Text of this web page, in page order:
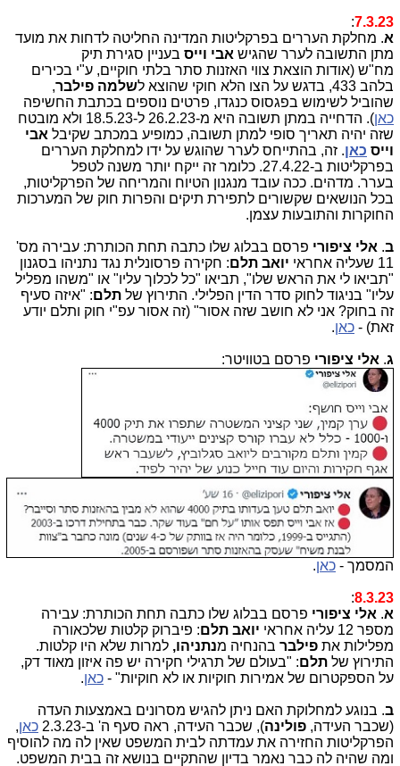
7.3.23
:
א. מחלקת העררים בפרקליטות המדינה החליטה לדחות את מועד
מתן התשובה לערר שהגיש אבי וייס בעניין סגירת תיק
מח"ש (אודות הוצאת צווי האזנות סתר בלתי חוקיים, ע"י בכירים
בלהב 433, בדגש על הצו הלא חוקי שהוצא ל
שלמה פילבר,
שהוביל לשימוש בפגסוס כנגדו, פרטים נוספים בכתבת החשיפה
כאן
). הדחייה במתן תשובה היא מ-26.2.23 ל-18.5.23 ולא מובטח
שזה יהיה תאריך סופי למתן תשובה, כמופיע במכתב שקיבל אבי
וייס כאן. זה, בהתייחס לערר שהוגש על ידו למחלקת העררים
בפרקליטות ב-27.4.22. כלומר זה ייקח יותר משנה לטפל
בערר. מדהים. ככה עובד מנגנון הטיוח והמריחה של הפרקליטות,
בכל הנושאים שקשורים לתפירת תיקים והפרות חוק של המערכות
החוקרות והתובעות עצמן.
ב. אלי ציפורי פרסם בבלוג שלו כתבה תחת הכותרת: עבירה מס'
11 שעליה אחראי
יואב תלם: חקירה פרסונלית נגד נתניהו בסגנון
"תביאו לי את הראש שלו", תביאו "כל לכלוך עליו" או "משהו מפליל
עליו" בניגוד לחוק סדר הדין הפלילי. התירוץ של תלם: "איזה סעיף
זה בחוק? אני לא חושב שזה אסור" (זה אסור עפ"י חוק ותלם יודע
זאת) - כאן.
ג. אלי ציפורי פרסם בטוויטר:
המסמך - כאן.
8.3.23
:
א. אלי ציפורי פרסם בבלוג שלו כתבה תחת הכותרת: עבירה
מספר 12 עליה אחראי
יואב תלם: פיברוק קלטות שלכאורה
מפלילות את פילבר בהנחיה מנתניהו, למרות שלא היו קלטות.
התירוץ של תלם: "בעולם של תרגילי חקירה יש פה איזון מאוד דק,
על הספקטרום של אמירות חוקיות או לא חוקיות" - כאן.
ב. בנוגע למחלוקת האם ניתן להגיש מסרונים באמצעות העדה
(שכבר העידה, פולינה), שכבר העידה, ראה סעף ה' ב-2.3.23 כאן,
הפרקליטות החזירה את עמדתה לבית המשפט שאין לה מה להוסיף
ומה שהיה לה כבר נאמר בדיון שהתקיים בנושא זה בבית המשפט.